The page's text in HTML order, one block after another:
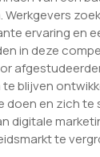
ervaring en
in deze
blijven
doen en zich te
digitale
te